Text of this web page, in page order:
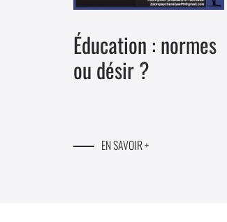
Éducation : normes
ou désir ?
EN SAVOIR +